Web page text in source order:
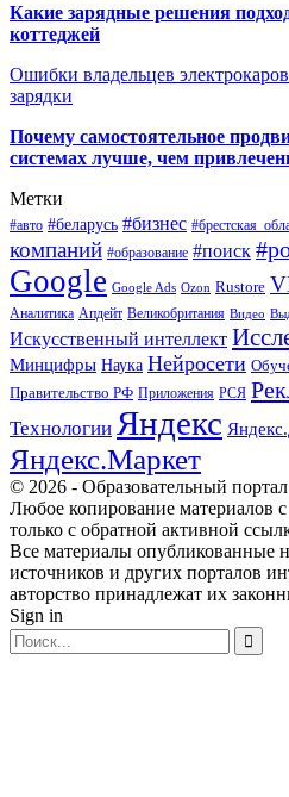
Какие зарядные решения
коттеджей
Ошибки владельцев
зарядки
Почему самостоятельное
системах лучше, чем
Метки
#авто #беларусь #бизнес
компаний #образование #поиск
Google Google Ads Ozon Rustore
Аналитика Апдейт Великобритания Видео
Искусственный интеллект
Минцифры Наука Нейросети
Правительство РФ Приложения РСЯ
Технологии Яндекс
Яндекс.Маркет
© 2026 - Образовательный
Любое копирование материалов с
только с обратной активной
Все материалы опубликованные
источников и других порталов
авторство принадлежат их
Sign in